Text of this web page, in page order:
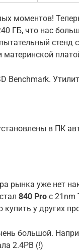
моментов!
ГБ, что нас
стенд
Benchmark.
в ПК
рынка уже нет
840 Pro с 21nm
у других
большой.
2.4PB (!)